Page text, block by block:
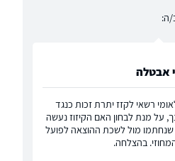
ה:
אבטלה
רשאי לקזז יתרת זכות כנגד
על מנת לבחון האם הקיזוז נעשה
שנחתמו מול לשכת ההוצאה לפועל
בהצלחה.